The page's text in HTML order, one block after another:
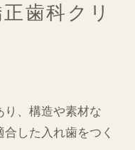
歯科クリ
り、構造や素材な
した入れ歯をつく